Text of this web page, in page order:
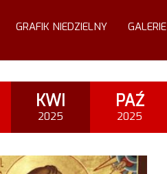
GRAFIK NIEDZIELNY GALERIE
KWI
2025
PAŹ
2025